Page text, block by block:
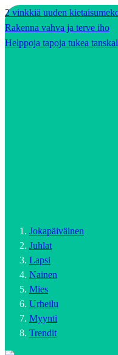
2 vinkkiä uuden
Rakenna vahva ja terve iho
Helppoja tapoja tukea
Jokapäiväinen
Juhlat
Lapsi
Nainen
Mies
Urheilu
Myynti
Trendit